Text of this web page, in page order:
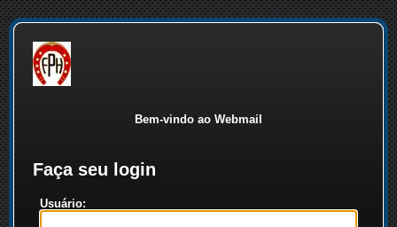
Bem-vindo ao Webmail
Faça seu login
Usuário: